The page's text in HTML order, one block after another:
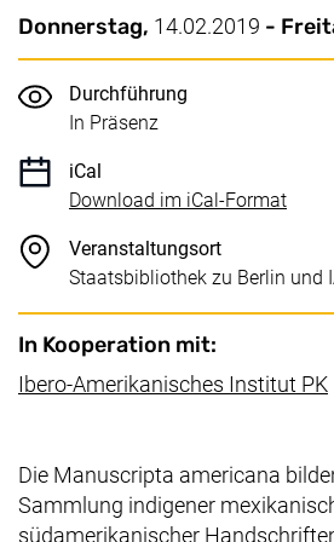
Wichtige Details
Datum / Dauer:
Donnerstag, 14.02.2019 -
Durchführung
In Präsenz
iCal
Download im iCal-Format, 1
Veranstaltungsort
Staatsbibliothek zu Berlin und
In Kooperation mit:
Ibero-Amerikanisches Institut PK
Die Manuscripta americana
Sammlung indigener
südamerikanischer